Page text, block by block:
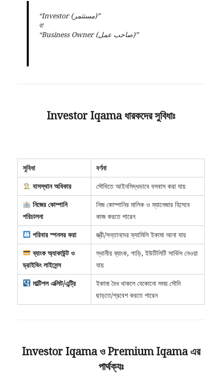
“Investor (مستثمر)”
বা
“Business Owner (صاحب عمل)”
Investor Iqama ধারকদের সুবিধাঃ
সুবিধা
বর্ণনা
বাসস্থান অধিকার
সৌদিতে আইনসিদ্ধভাবে বসবাস করা যায়
নিজের কোম্পানি
পরিচালনা
নিজ কোম্পানির মালিক ও ম্যানেজার হিসেবে
কাজ করতে পারেন
পরিবার স্পনসর করা
স্ত্রী/সন্তানদের ফ্যামিলি ইকামা আনা যায়
ব্যাংক অ্যাকাউন্ট ও
ড্রাইভিং লাইসেন্স
স্থানীয় ব্যাংক, গাড়ি, ইউটিলিটি সার্ভিস নেওয়া
যায়
মাল্টিপল এক্সিট/এন্ট্রি
ইকামা বৈধ থাকলে যেকোনো সময় সৌদি
ছাড়তে/প্রবেশ করতে পারেন
Investor Iqama ও Premium Iqama এর
পার্থক্যঃ